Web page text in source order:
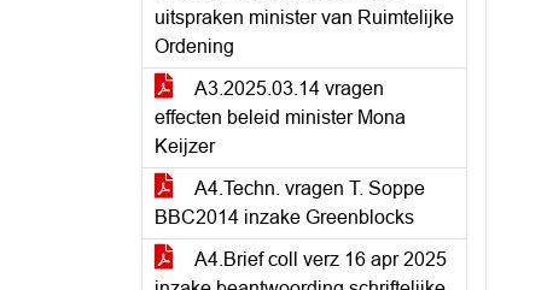
uitspraken minister van Ruimtelijke
Ordening
A3.2025.03.14 vragen
effecten beleid minister Mona
Keijzer
A4.Techn. vragen T. Soppe
BBC2014 inzake Greenblocks
A4.Brief coll verz 16 apr 2025